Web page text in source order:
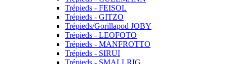
Trépieds - FEISOL
Trépieds - GITZO
Trépieds/Gorillapod JOBY
Trépieds - LEOFOTO
Trépieds - MANFROTTO
Trépieds - SIRUI
Trépieds - SMALLRIG